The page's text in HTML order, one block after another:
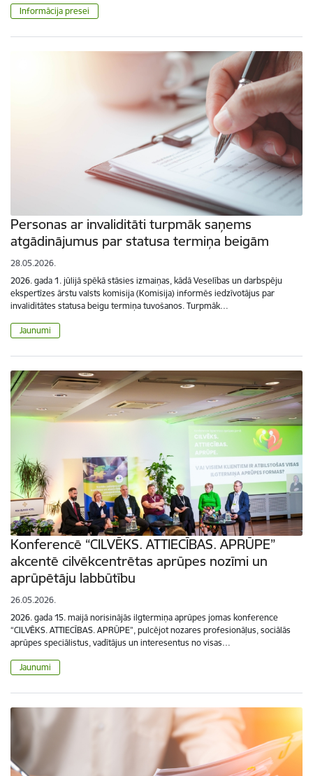
Informācija presei
Personas ar invaliditāti turpmāk saņems
atgādinājumus par statusa termiņa beigām
28.05.2026.
2026. gada 1. jūlijā spēkā stāsies izmaiņas, kādā Veselības un darbspēju
ekspertīzes ārstu valsts komisija (Komisija) informēs iedzīvotājus par
invaliditātes statusa beigu termiņa tuvošanos. Turpmāk…
Jaunumi
Konferencē “CILVĒKS. ATTIECĪBAS. APRŪPE”
akcentē cilvēkcentrētas aprūpes nozīmi un
aprūpētāju labbūtību
26.05.2026.
2026. gada 15. maijā norisinājās ilgtermiņa aprūpes jomas konference
“CILVĒKS. ATTIECĪBAS. APRŪPE”, pulcējot nozares profesionāļus, sociālās
aprūpes speciālistus, vadītājus un interesentus no visas…
Jaunumi